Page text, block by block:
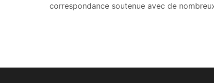
correspondance soutenue avec de